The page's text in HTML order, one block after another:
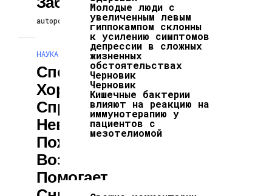
autopodcast 26.07.2026
НАУКА И ТЕХНОЛОГИИ
Способность
Хорошо
Справляться С
Невзгодами В
Пожилом
Возрасте
Помогает
Молодые люди с
увеличенным левым
гиппокампом склонны
к усилению симптомов
депрессии в сложных
жизненных
обстоятельствах
Черновик
Черновик
Кишечные бактерии
влияют на реакцию на
иммунотерапию у
пациентов с
мезотелиомой